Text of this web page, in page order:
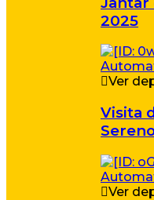
2025
Ver
Visita
Ver